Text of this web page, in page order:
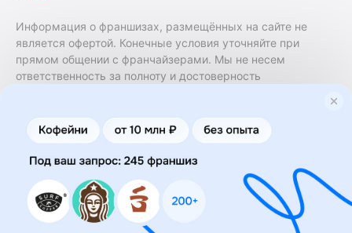
Информация о франшизах, размещённых на сайте не
является офертой. Конечные условия уточняйте при
прямом общении с франчайзерами. Мы не несем
ответственность за полноту и достоверность
финансовые услуги. Заключение договоров
коммерческой концессии (франчайзинга) осуществляется
правообладателями/их представителями. Бизнесменс.ру
не является посредником или представителем
правообладателя и не несет ответственность за условия
предоставления франшизы и действия лиц,
осуществленные на основании информации, имеющейся